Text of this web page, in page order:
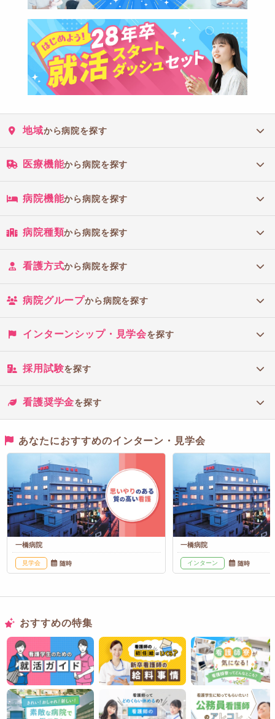
地域から病院を探す
医療機能から病院を探す
病院機能から病院を探す
病院種類から病院を探す
看護方式から病院を探す
病院グループから病院を探す
インターンシップ・見学会を探す
採用試験を探す
看護奨学金を探す
あなたにおすすめのインターン・見学会
一橋病院
見学会 随時
一橋病院
インターン 随時
おすすめの特集